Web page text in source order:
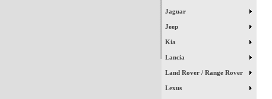
Jaguar
Jeep
Kia
Lancia
Land Rover / Range Rover
Lexus